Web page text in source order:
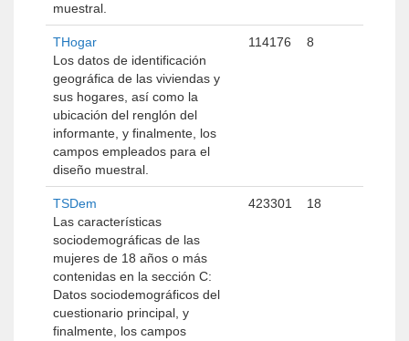
muestral.
THogar
Los datos de identificación
geográfica de las viviendas y
sus hogares, así como la
ubicación del renglón del
informante, y finalmente, los
campos empleados para el
diseño muestral.
114176 8
TSDem
Las características
sociodemográficas de las
mujeres de 18 años o más
contenidas en la sección C:
Datos sociodemográficos del
cuestionario principal, y
finalmente, los campos
423301 18